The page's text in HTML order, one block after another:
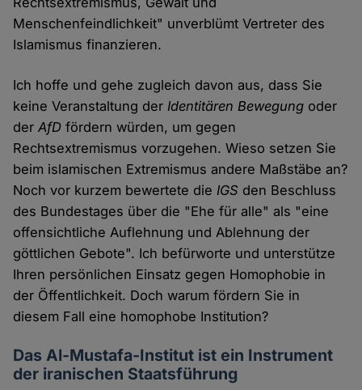
Menschenfeindlichkeit" unverblümt Vertreter des
Islamismus finanzieren.
Ich hoffe und gehe zugleich davon aus, dass Sie
keine Veranstaltung derIdentitären Bewegung oder
derAfD fördern würden, um gegen
Rechtsextremismus vorzugehen. Wieso setzen Sie
beim islamischen Extremismus andere Maßstäbe an?
Noch vor kurzem bewertete dieIGS den Beschluss
des Bundestages über die "Ehe für alle" als "eine
offensichtliche Auflehnung und Ablehnung der
göttlichen Gebote". Ich befürworte und unterstütze
Ihren persönlichen Einsatz gegen Homophobie in
der Öffentlichkeit. Doch warum fördern Sie in
diesem Fall eine homophobe Institution?
Das Al-Mustafa-Institut ist ein Instrument
der iranischen Staatsführung